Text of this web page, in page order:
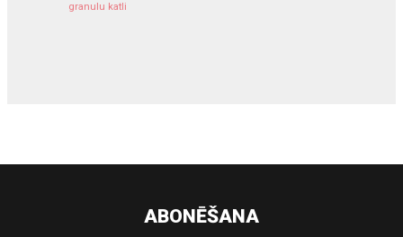
granulu katli
ABONĒŠANA